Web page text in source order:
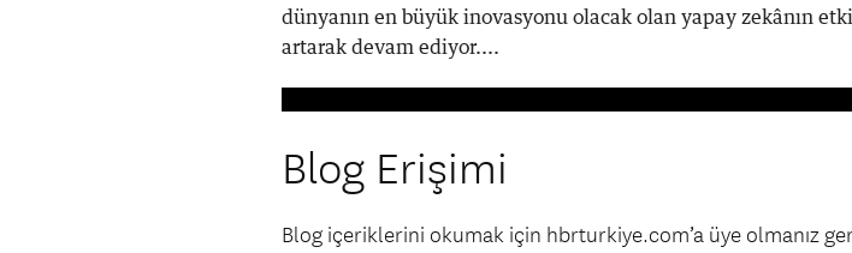
dünyanın en büyük inovasyonu olacak olan yapay zekânın
artarak devam ediyor....
Blog Erişimi
Blog içeriklerini okumak için hbrturkiye.com’a üye olmanız